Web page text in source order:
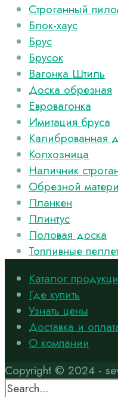
Cтроганный
Блок-хаус
Брус
Брусок
Вагонка Штиль
Доска обрезная
Евровагонка
Имитация бруса
Калиброванная
Колхозница
Наличник
Обрезной
Планкен
Плинтус
Половая доска
Топливные
Каталог
Где купить
Узнать цены
Доставка и
О компании
Copyright © 2024 -